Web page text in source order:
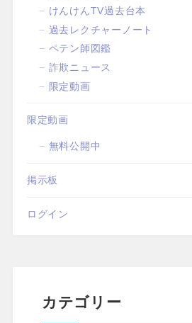
けんけんTV過去台本
過去レクチャーノート
ペテン師図鑑
詐欺ニュース
限定動画
限定動画
無料公開中
掲示板
ログイン
カテゴリー